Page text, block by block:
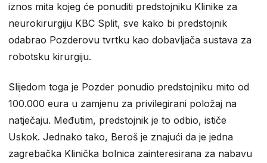
iznos mita kojeg će ponuditi predstojniku Klinike za
neurokirurgiju KBC Split, sve kako bi predstojnik
odabrao Pozderovu tvrtku kao dobavljača sustava za
robotsku kirurgiju.
Slijedom toga je Pozder ponudio predstojniku mito od
100.000 eura u zamjenu za privilegirani položaj na
natječaju. Međutim, predstojnik je to odbio, ističe
Uskok. Jednako tako, Beroš je znajući da je jedna
zagrebačka Klinička bolnica zainteresirana za nabavu